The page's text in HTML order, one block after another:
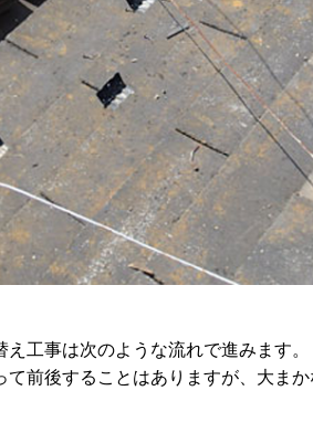
え工事は次のような流れで進みます。
て前後することはありますが、大ま